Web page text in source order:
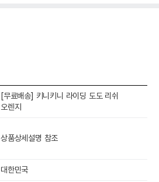
[무료배송] 키니키니 라이딩 도도 리쉬
오렌지
상품상세설명 참조
대한민국